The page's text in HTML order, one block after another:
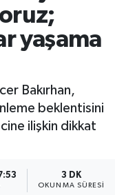
yaşama
Bakırhan,
beklentisini
ilişkin dikkat
3 DK
OKUNMA SÜRESI